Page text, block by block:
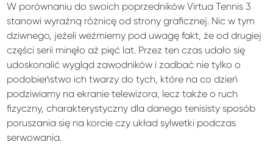
W porównaniu do swoich poprzedników Virtua Tennis 3
stanowi wyraźną różnicę od strony graficznej. Nic w tym
dziwnego, jeżeli weźmiemy pod uwagę fakt, że od drugiej
części serii minęło aż pięć lat. Przez ten czas udało się
udoskonalić wygląd zawodników i zadbać nie tylko o
podobieństwo ich twarzy do tych, które na co dzień
podziwiamy na ekranie telewizora, lecz także o ruch
fizyczny, charakterystyczny dla danego tenisisty sposób
poruszania się na korcie czy układ sylwetki podczas
serwowania.